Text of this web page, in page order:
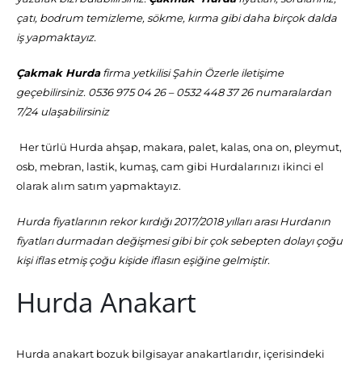
çatı, bodrum temizleme, sökme, kırma gibi daha birçok dalda
iş yapmaktayız.
Çakmak Hurdafirma yetkilisi Şahin Özerle iletişime
geçebilirsiniz. 0536 975 04 26 – 0532 448 37 26 numaralardan
7/24 ulaşabilirsiniz
Her türlü Hurda ahşap, makara, palet, kalas, ona on, pleymut,
osb, mebran, lastik, kumaş, cam gibi Hurdalarınızı ikinci el
olarak alım satım yapmaktayız.
Hurda fiyatlarının rekor kırdığı 2017/2018 yılları arası Hurdanın
fiyatları durmadan değişmesi gibi bir çok sebepten dolayı çoğu
kişi iflas etmiş çoğu kişide iflasın eşiğine gelmiştir.
Hurda Anakart
Hurda anakart bozuk bilgisayar anakartlarıdır, içerisindeki